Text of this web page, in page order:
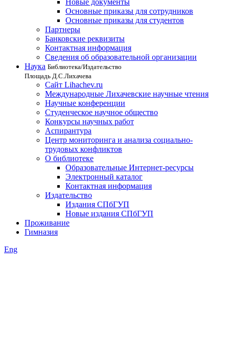
Новые документы
Основные приказы для сотрудников
Основные приказы для студентов
Партнеры
Банковские реквизиты
Контактная информация
Сведения об образовательной организации
Наука Библиотека/Издательство
Площадь Д.С.Лихачева
Сайт Lihachev.ru
Международные Лихачевские научные чтения
Научные конференции
Студенческое научное общество
Конкурсы научных работ
Аспирантура
Центр мониторинга и анализа социально-
трудовых конфликтов
О библиотеке
Образовательные Интернет-ресурсы
Электронный каталог
Контактная информация
Издательство
Издания СПбГУП
Новые издания СПбГУП
Проживание
Гимназия
Eng